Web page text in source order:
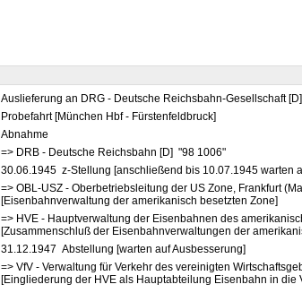
Auslieferung an DRG - Deutsche Reichsbahn-Gesellschaft
Probefahrt [München Hbf - Fürstenfeldbruck]
Abnahme
=> DRB - Deutsche Reichsbahn [D] "98 1006"
30.06.1945 z-Stellung [anschließend bis 10.07.1945 warten
=> OBL-USZ - Oberbetriebsleitung der US Zone, Frankfurt
[Eisenbahnverwaltung der amerikanisch besetzten Zone]
=> HVE - Hauptverwaltung der Eisenbahnen des
[Zusammenschluß der Eisenbahnverwaltungen der
31.12.1947 Abstellung [warten auf Ausbesserung]
=> VfV - Verwaltung für Verkehr des vereinigten
[Eingliederung der HVE als Hauptabteilung Eisenbahn in die